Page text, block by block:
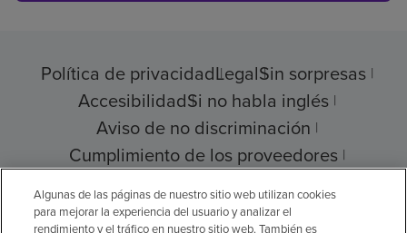
Política de privacidadLegalSin sorpresas
AccesibilidadSi no habla inglés
Aviso de no discriminación
Cumplimiento de los proveedores
Transparencia de precios
Algunas de las páginas de nuestro sitio web utilizan cookies
para mejorar la experiencia del usuario y analizar el
rendimiento y el tráfico en nuestro sitio web. También es